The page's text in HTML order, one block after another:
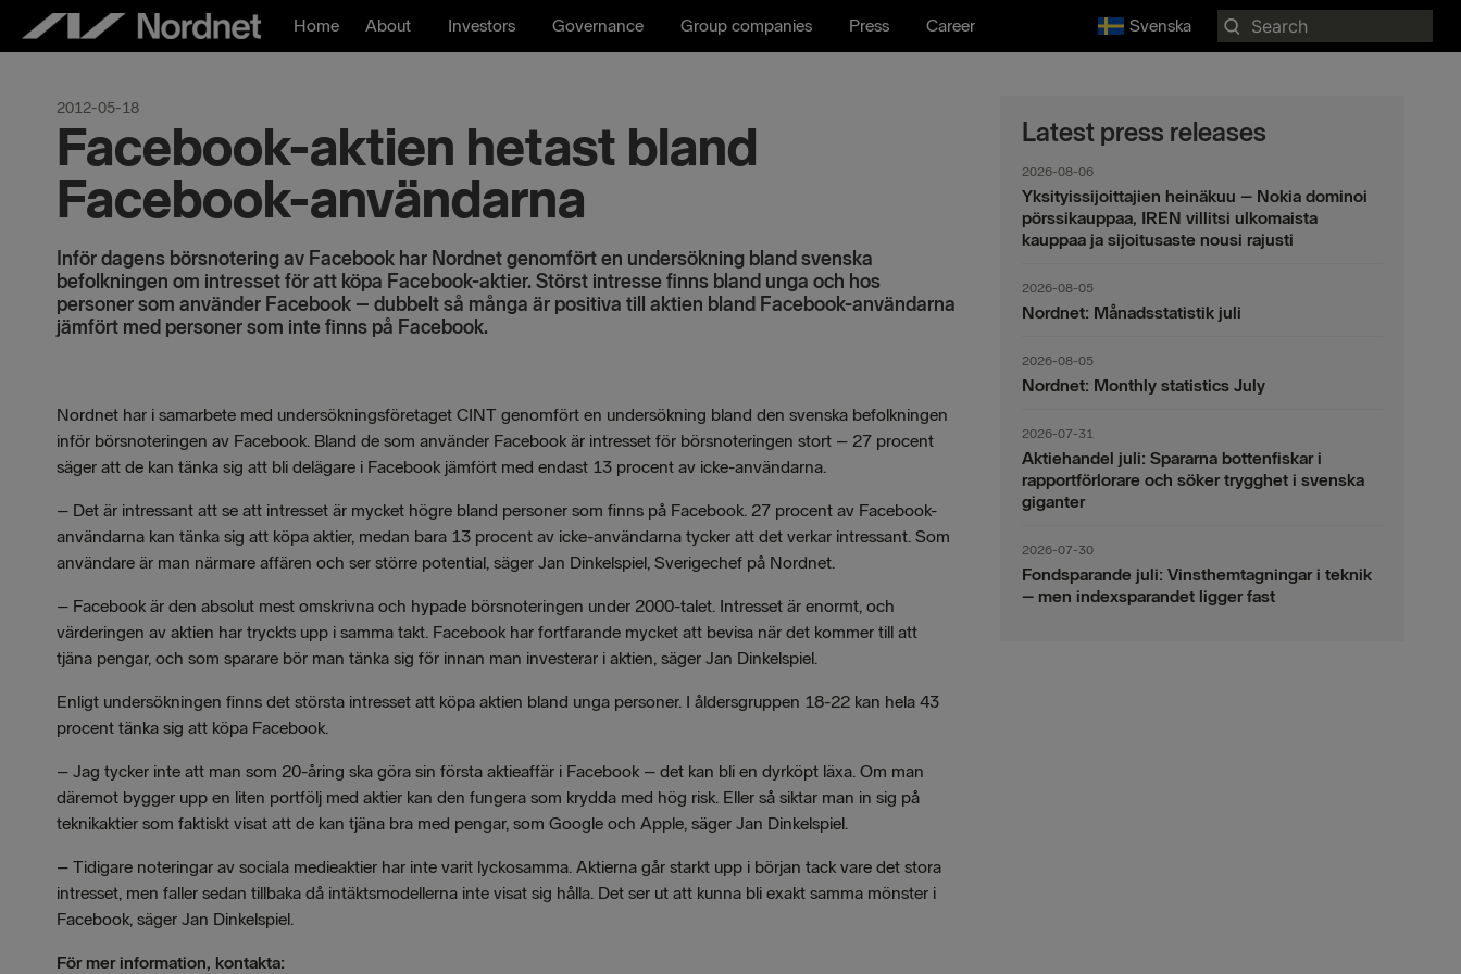
Home About Investors Governance Group companies Press Career Svenska
Search
for:
2012-05-18
Facebook-aktien hetast bland
Facebook-användarna
Inför dagens börsnotering av Facebook har Nordnet genomfört en undersökning bland svenska
befolkningen om intresset för att köpa Facebook-aktier. Störst intresse finns bland unga och hos
personer som använder Facebook – dubbelt så många är positiva till aktien bland Facebook-användarna
jämfört med personer som inte finns på Facebook.
Nordnet har i samarbete med undersökningsföretaget CINT genomfört en undersökning bland den svenska befolkningen
inför börsnoteringen av Facebook. Bland de som använder Facebook är intresset för börsnoteringen stort – 27 procent
säger att de kan tänka sig att bli delägare i Facebook jämfört med endast 13 procent av icke-användarna.
– Det är intressant att se att intresset är mycket högre bland personer som finns på Facebook. 27 procent av Facebook-
användarna kan tänka sig att köpa aktier, medan bara 13 procent av icke-användarna tycker att det verkar intressant. Som
användare är man närmare affären och ser större potential, säger Jan Dinkelspiel, Sverigechef på Nordnet.
– Facebook är den absolut mest omskrivna och hypade börsnoteringen under 2000-talet. Intresset är enormt, och
värderingen av aktien har tryckts upp i samma takt. Facebook har fortfarande mycket att bevisa när det kommer till att
tjäna pengar, och som sparare bör man tänka sig för innan man investerar i aktien, säger Jan Dinkelspiel.
Enligt undersökningen finns det största intresset att köpa aktien bland unga personer. I åldersgruppen 18-22 kan hela 43
procent tänka sig att köpa Facebook.
– Jag tycker inte att man som 20-åring ska göra sin första aktieaffär i Facebook – det kan bli en dyrköpt läxa. Om man
däremot bygger upp en liten portfölj med aktier kan den fungera som krydda med hög risk. Eller så siktar man in sig på
teknikaktier som faktiskt visat att de kan tjäna bra med pengar, som Google och Apple, säger Jan Dinkelspiel.
– Tidigare noteringar av sociala medieaktier har inte varit lyckosamma. Aktierna går starkt upp i början tack vare det stora
intresset, men faller sedan tillbaka då intäktsmodellerna inte visat sig hålla. Det ser ut att kunna bli exakt samma mönster i
Facebook, säger Jan Dinkelspiel.
För mer information, kontakta:
Latest press releases
2026-08-06
Yksityissijoittajien heinäkuu – Nokia dominoi
pörssikauppaa, IREN villitsi ulkomaista
kauppaa ja sijoitusaste nousi rajusti
2026-08-05
Nordnet: Månadsstatistik juli
2026-08-05
Nordnet: Monthly statistics July
2026-07-31
Aktiehandel juli: Spararna bottenfiskar i
rapportförlorare och söker trygghet i svenska
giganter
2026-07-30
Fondsparande juli: Vinsthemtagningar i teknik
– men indexsparandet ligger fast